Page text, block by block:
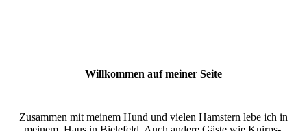
Willkommen auf meiner Seite
Zusammen mit meinem Hund und vielen Hamstern lebe ich in